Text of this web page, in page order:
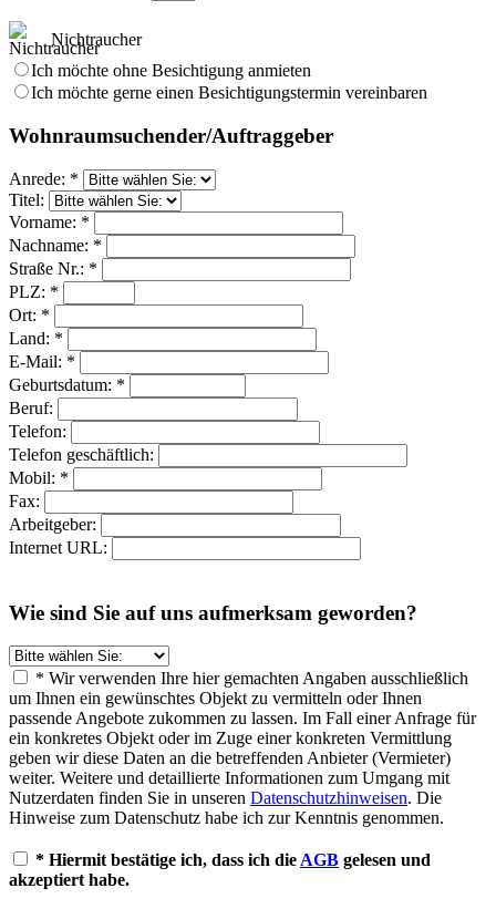
Nichtraucher
Ich möchte ohne Besichtigung anmieten
Ich möchte gerne einen Besichtigungstermin vereinbaren
Wohnraumsuchender/Auftraggeber
Anrede: *
Titel:
Vorname: *
Nachname: *
Straße Nr.: *
PLZ: *
Ort: *
Land: *
E-Mail: *
Geburtsdatum: *
Beruf:
Telefon:
Telefon geschäftlich:
Mobil: *
Fax:
Arbeitgeber:
Internet URL:
Wie sind Sie auf uns aufmerksam geworden?
* Wir verwenden Ihre hier gemachten Angaben ausschließlich
um Ihnen ein gewünschtes Objekt zu vermitteln oder Ihnen
passende Angebote zukommen zu lassen. Im Fall einer Anfrage für
ein konkretes Objekt oder im Zuge einer konkreten Vermittlung
geben wir diese Daten an die betreffenden Anbieter (Vermieter)
weiter. Weitere und detaillierte Informationen zum Umgang mit
Nutzerdaten finden Sie in unseren Datenschutzhinweisen. Die
Hinweise zum Datenschutz habe ich zur Kenntnis genommen.
* Hiermit bestätige ich, dass ich die AGB gelesen und
akzeptiert habe.